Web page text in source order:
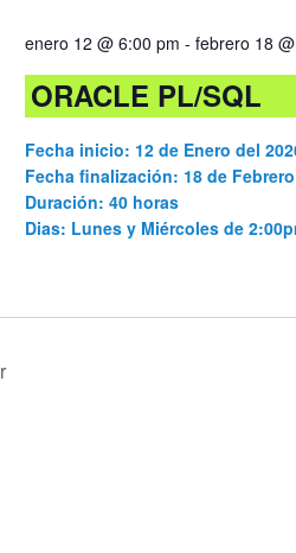
enero 12 @ 6:00 pm - febrero 18
ORACLE PL/SQL
Fecha inicio: 12 de Enero del
Fecha finalización: 18 de
Duración: 40 horas
Dias: Lunes y Miércoles de